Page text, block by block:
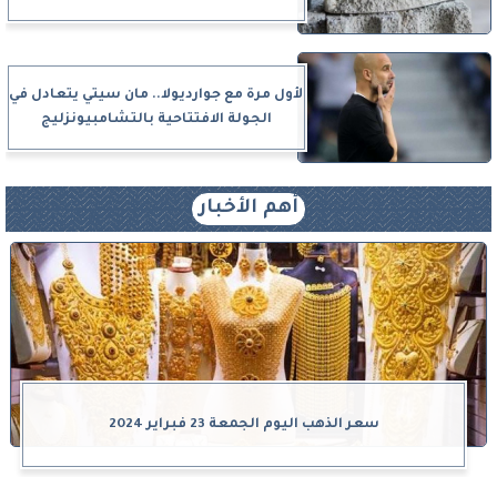
لأول مرة مع جوارديولا.. مان سيتي يتعادل في
الجولة الافتتاحية بالتشامبيونزليج
أهم الأخبار
سعر الذهب اليوم الجمعة 23 فبراير 2024